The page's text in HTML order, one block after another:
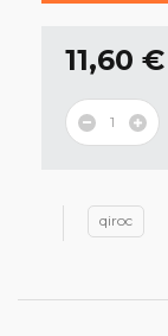
11,60 €
qiroc